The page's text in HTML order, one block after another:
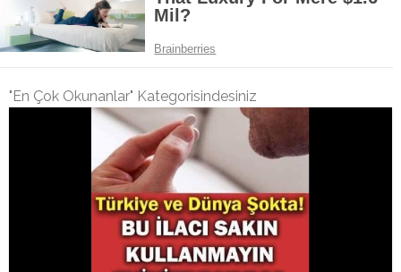
"En Çok Okunanlar" Kategorisindesiniz